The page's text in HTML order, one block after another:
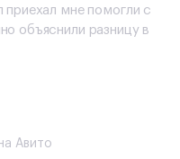
приехал мне помогли с
объяснили разницу в
Авито